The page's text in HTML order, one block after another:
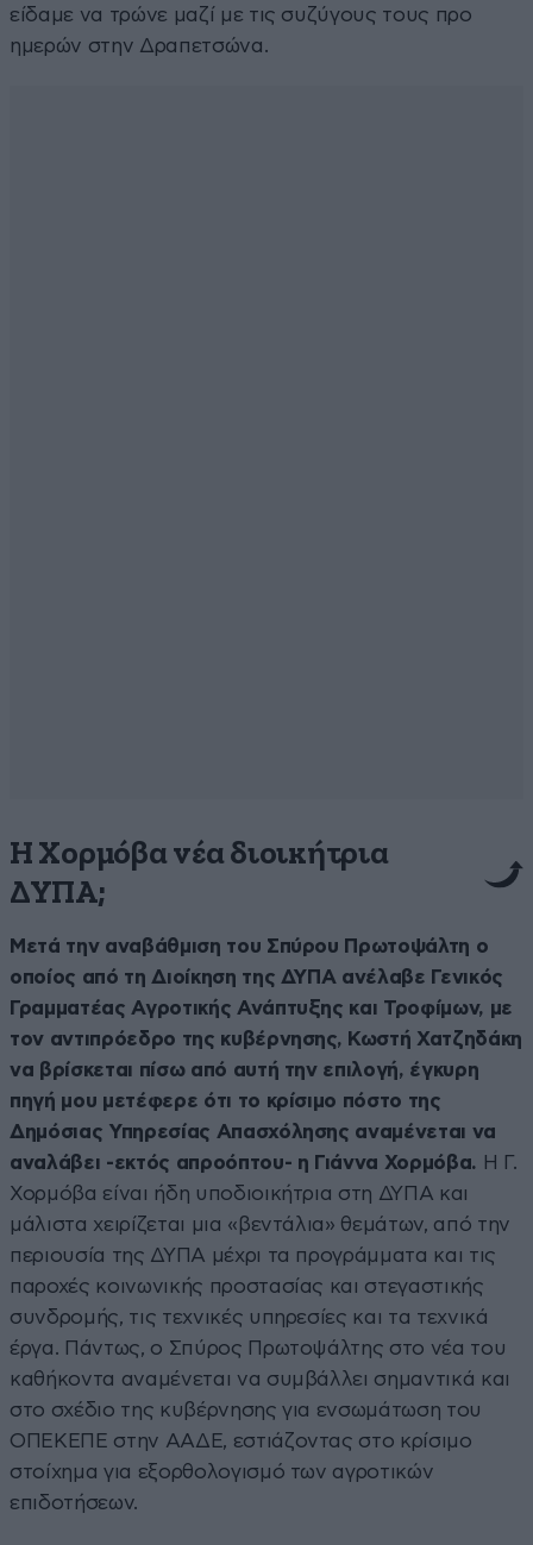
είδαμε να τρώνε μαζί με τις συζύγους τους προ
ημερών στην Δραπετσώνα.
Η Χορμόβα νέα διοικήτρια
ΔΥΠΑ;
Μετά την αναβάθμιση του Σπύρου Πρωτοψάλτη ο
οποίος από τη Διοίκηση της ΔΥΠΑ ανέλαβε Γενικός
Γραμματέας Αγροτικής Ανάπτυξης και Τροφίμων, με
τον αντιπρόεδρο της κυβέρνησης, Κωστή Χατζηδάκη
να βρίσκεται πίσω από αυτή την επιλογή, έγκυρη
πηγή μου μετέφερε ότι το κρίσιμο πόστο της
Δημόσιας Υπηρεσίας Απασχόλησης αναμένεται να
αναλάβει -εκτός απροόπτου- η Γιάννα Χορμόβα. Η Γ.
Χορμόβα είναι ήδη υποδιοικήτρια στη ΔΥΠΑ και
μάλιστα χειρίζεται μια «βεντάλια» θεμάτων, από την
περιουσία της ΔΥΠΑ μέχρι τα προγράμματα και τις
παροχές κοινωνικής προστασίας και στεγαστικής
συνδρομής, τις τεχνικές υπηρεσίες και τα τεχνικά
έργα. Πάντως, ο Σπύρος Πρωτοψάλτης στο νέα του
καθήκοντα αναμένεται να συμβάλλει σημαντικά και
στο σχέδιο της κυβέρνησης για ενσωμάτωση του
ΟΠΕΚΕΠΕ στην ΑΑΔΕ, εστιάζοντας στο κρίσιμο
στοίχημα για εξορθολογισμό των αγροτικών
επιδοτήσεων.